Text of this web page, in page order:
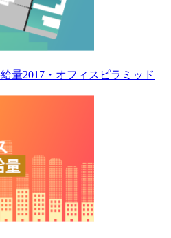
量2017・オフィスピラミッド